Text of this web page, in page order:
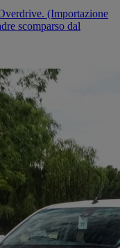
(Importazione
scomparso dal